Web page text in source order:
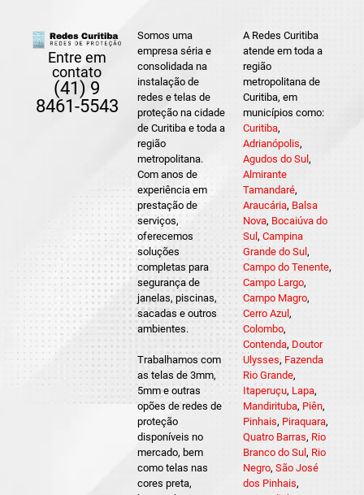
Entre em
contato
(41) 9
8461-5543
Somos uma
empresa séria e
consolidada na
instalação de
redes e telas de
proteção na cidade
de Curitiba e toda a
região
metropolitana.
Com anos de
experiência em
prestação de
serviços,
oferecemos
soluções
completas para
segurança de
janelas, piscinas,
sacadas e outros
ambientes.
Trabalhamos com
as telas de 3mm,
5mm e outras
opões de redes de
proteção
disponíveis no
mercado, bem
como telas nas
cores preta,
A Redes Curitiba
atende em toda a
região
metropolitana de
Curitiba, em
municípios como:
Curitiba,
Adrianópolis,
Agudos do Sul ,
Almirante
Tamandaré,
Araucária, Balsa
Nova, Bocaiúva do
Sul , Campina
Grande do Sul ,
Campo do Tenente,
Campo Largo,
Campo Magro,
Cerro Azul ,
Colombo,
Contenda, Doutor
Ulysses, Fazenda
Rio Grande,
Itaperuçu, Lapa,
Mandirituba, Piên,
Pinhais, Piraquara,
Quatro Barras, Rio
Branco do Sul , Rio
Negro, São José
dos Pinhais,